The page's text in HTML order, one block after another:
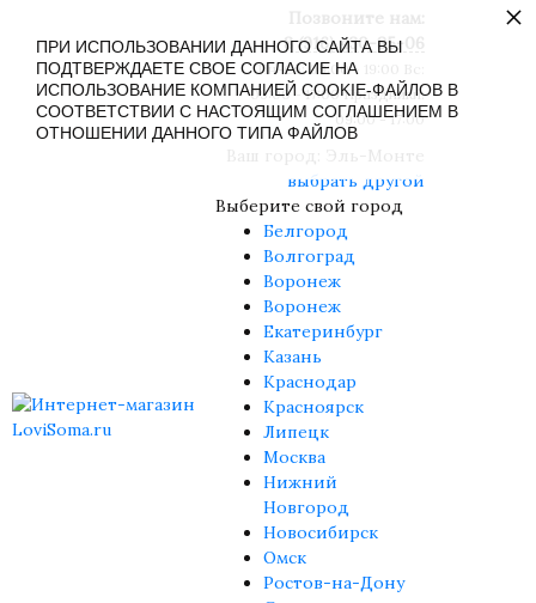
8 (916) 430-85-06
Пн-Сб: 09:00 - 19:00 Вс:
09:00 - 17:00 Праздники:
09:00 - 17:00
выбрать другой
Выберите свой город
Белгород
Волгоград
Воронеж
Воронеж
Екатеринбург
Казань
Краснодар
Красноярск
Липецк
Москва
Нижний
Новгород
Новосибирск
Омск
Ростов-на-Дону
ПРИ ИСПОЛЬЗОВАНИИ ДАННОГО САЙТА ВЫ
ПОДТВЕРЖДАЕТЕ СВОЕ СОГЛАСИЕ НА
ИСПОЛЬЗОВАНИЕ КОМПАНИЕЙ COOKIE-ФАЙЛОВ В
СООТВЕТСТВИИ С НАСТОЯЩИМ СОГЛАШЕНИЕМ В
ОТНОШЕНИИ ДАННОГО ТИПА ФАЙЛОВ
×